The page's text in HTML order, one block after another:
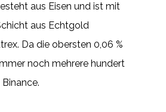
aus Eisen und ist mit
aus Echtgold
Da die obersten 0,06 %
noch mehrere hundert